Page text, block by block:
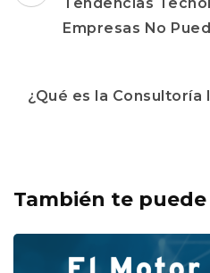
entradas
Tendencias
Empresas No
¿Qué es la Consultoría
También te